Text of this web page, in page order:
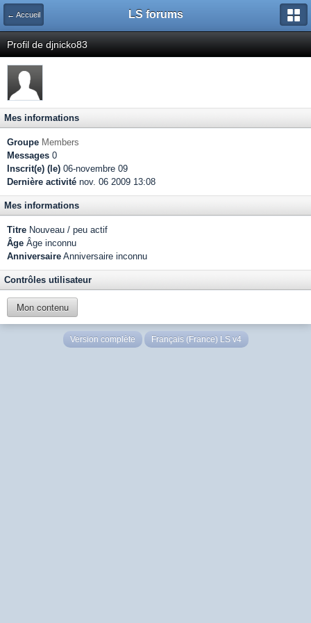
← Accueil LS forums
Profil de djnicko83
Mes informations
Groupe Members
Messages 0
Inscrit(e) (le) 06-novembre 09
Dernière activité nov. 06 2009 13:08
Mes informations
Titre Nouveau / peu actif
Âge Âge inconnu
Anniversaire Anniversaire inconnu
Contrôles utilisateur
Mon contenu
Version complète Français (France) LS v4